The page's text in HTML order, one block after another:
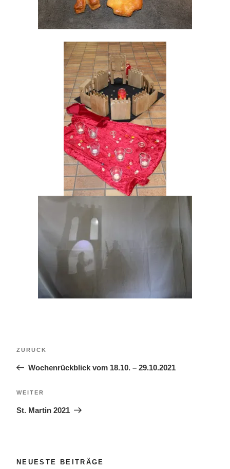
Vorheriger
ZURÜCK
Wochenrückblick vom 18.10. – 29.10.2021
Nächster
WEITER
St. Martin 2021
NEUESTE BEITRÄGE